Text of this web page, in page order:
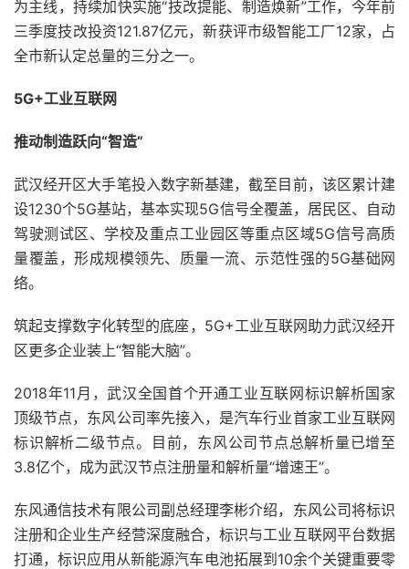
为主线，持续加快实施“技改提能、制造焕新”工作，今年前
三季度技改投资121.87亿元，新获评市级智能工厂12家，占
全市新认定总量的三分之一。
5G+工业互联网
推动制造跃向“智造”
武汉经开区大手笔投入数字新基建，截至目前，该区累计建
设1230个5G基站，基本实现5G信号全覆盖，居民区、自动
驾驶测试区、学校及重点工业园区等重点区域5G信号高质
量覆盖，形成规模领先、质量一流、示范性强的5G基础网
络。
筑起支撑数字化转型的底座，5G+工业互联网助力武汉经开
区更多企业装上“智能大脑”。
2018年11月，武汉全国首个开通工业互联网标识解析国家
顶级节点，东风公司率先接入，是汽车行业首家工业互联网
标识解析二级节点。目前，东风公司节点总解析量已增至
3.8亿个，成为武汉节点注册量和解析量“增速王”。
东风通信技术有限公司副总经理李彬介绍，东风公司将标识
注册和企业生产经营深度融合，标识与工业互联网平台数据
打通，标识应用从新能源汽车电池拓展到10余个关键重要零